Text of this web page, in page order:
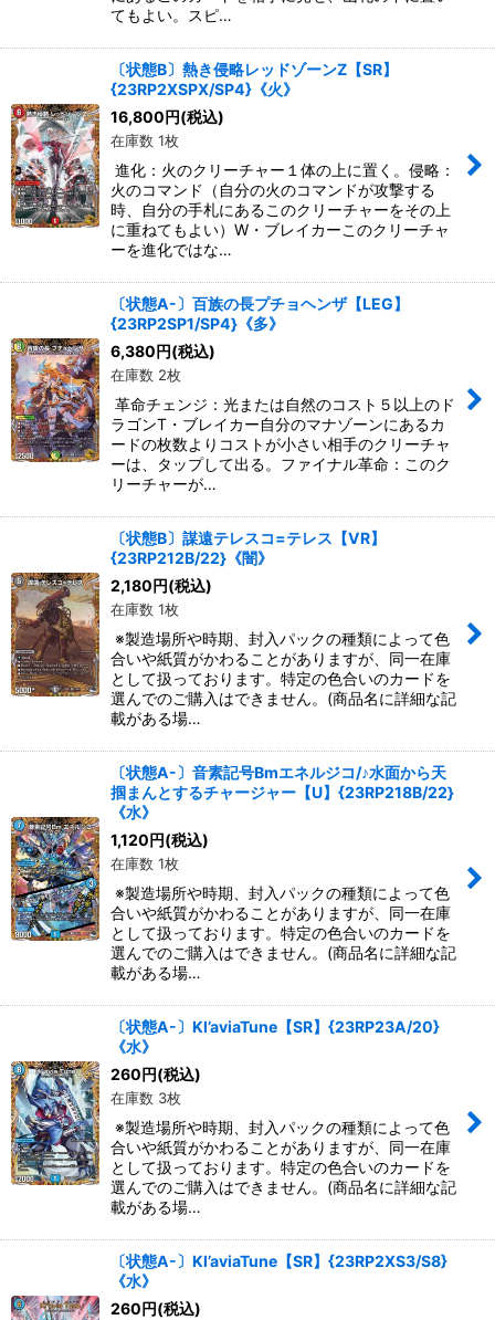
てもよい。スピ…
〔状態B〕熱き侵略レッドゾーンZ【SR】
{23RP2XSPX/SP4}《火》
16,800 円(税込)
在庫数 1枚
進化：火のクリーチャー１体の上に置く。侵略：
火のコマンド（自分の火のコマンドが攻撃する
時、自分の手札にあるこのクリーチャーをその上
に重ねてもよい）W・ブレイカーこのクリーチャ
ーを進化ではな…
〔状態A-〕百族の長プチョヘンザ【LEG】
{23RP2SP1/SP4}《多》
6,380 円(税込)
在庫数 2枚
革命チェンジ：光または自然のコスト５以上のド
ラゴンT・ブレイカー自分のマナゾーンにあるカ
ードの枚数よりコストが小さい相手のクリーチャ
ーは、タップして出る。ファイナル革命：このク
リーチャーが…
〔状態B〕謀遠テレスコ=テレス【VR】
{23RP212B/22}《闇》
2,180 円(税込)
在庫数 1枚
※製造場所や時期、封入パックの種類によって色
合いや紙質がかわることがありますが、同一在庫
として扱っております。特定の色合いのカードを
選んでのご購入はできません。(商品名に詳細な記
載がある場…
〔状態A-〕音素記号Bmエネルジコ/♪水面から天
掴まんとするチャージャー【U】{23RP218B/22}
《水》
1,120 円(税込)
在庫数 1枚
※製造場所や時期、封入パックの種類によって色
合いや紙質がかわることがありますが、同一在庫
として扱っております。特定の色合いのカードを
選んでのご購入はできません。(商品名に詳細な記
載がある場…
〔状態A-〕Kl’aviaTune【SR】{23RP23A/20}
《水》
260 円(税込)
在庫数 3枚
※製造場所や時期、封入パックの種類によって色
合いや紙質がかわることがありますが、同一在庫
として扱っております。特定の色合いのカードを
選んでのご購入はできません。(商品名に詳細な記
載がある場…
〔状態A-〕Kl’aviaTune【SR】{23RP2XS3/S8}
《水》
260 円(税込)